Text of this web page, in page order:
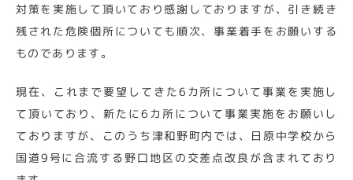
対策を実施して頂いており感謝しておりますが、引き続き
残された危険個所についても順次、事業着手をお願いする
ものであります。
現在、これまで要望してきた6カ所について事業を実施し
て頂いており、新たに6カ所について事業実施をお願いし
ておりますが、このうち津和野町内では、日原中学校から
国道9号に合流する野口地区の交差点改良が含まれており